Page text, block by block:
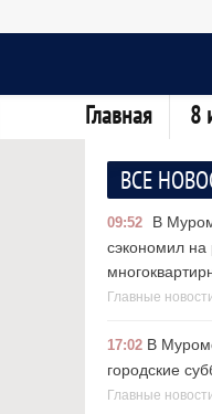
Главная 8
ВСЕ
09:52
В
сэкономил на
Главные
17:02 В
городские
Главные